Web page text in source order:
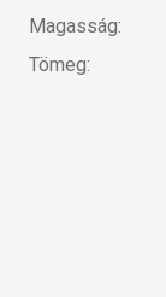
Magasság:
Tömeg: